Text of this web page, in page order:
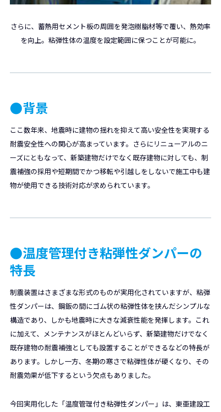
さらに、蓄熱用セメント板の周囲を発泡樹脂材等で覆い、熱効率
を向上。粘弾性体の温度を設定範囲に保つことが可能に。
●背景
ここ数年来、地震時に建物の揺れを抑えて高い安全性を実現する
耐震安全性への関心が高まっています。さらにリニューアルのニ
ーズにともなって、新築建物だけでなく既存建物に対しても、制
震補強の採用や短期間でかつ移転や引越しをしないで施工中も建
物が使用できる技術対応が求められています。
●温度管理付き粘弾性ダンパーの
特長
制震装置はさまざまな形式のものが実用化されていますが、粘弾
性ダンパーは、鋼鈑の間にゴム状の粘弾性体を挟んだシンプルな
構造であり、しかも地震時に大きな減衰性能を発揮します。これ
に加えて、メンテナンスがほとんどいらず、新築建物だけでなく
既存建物の耐震補強としても設置することができるなどの特長が
あります。しかし一方、冬期の寒さで粘弾性体が硬くなり、その
耐震効果が低下するという欠点もありました。
今回実用化した「温度管理付き粘弾性ダンパー」は、東亜建設工